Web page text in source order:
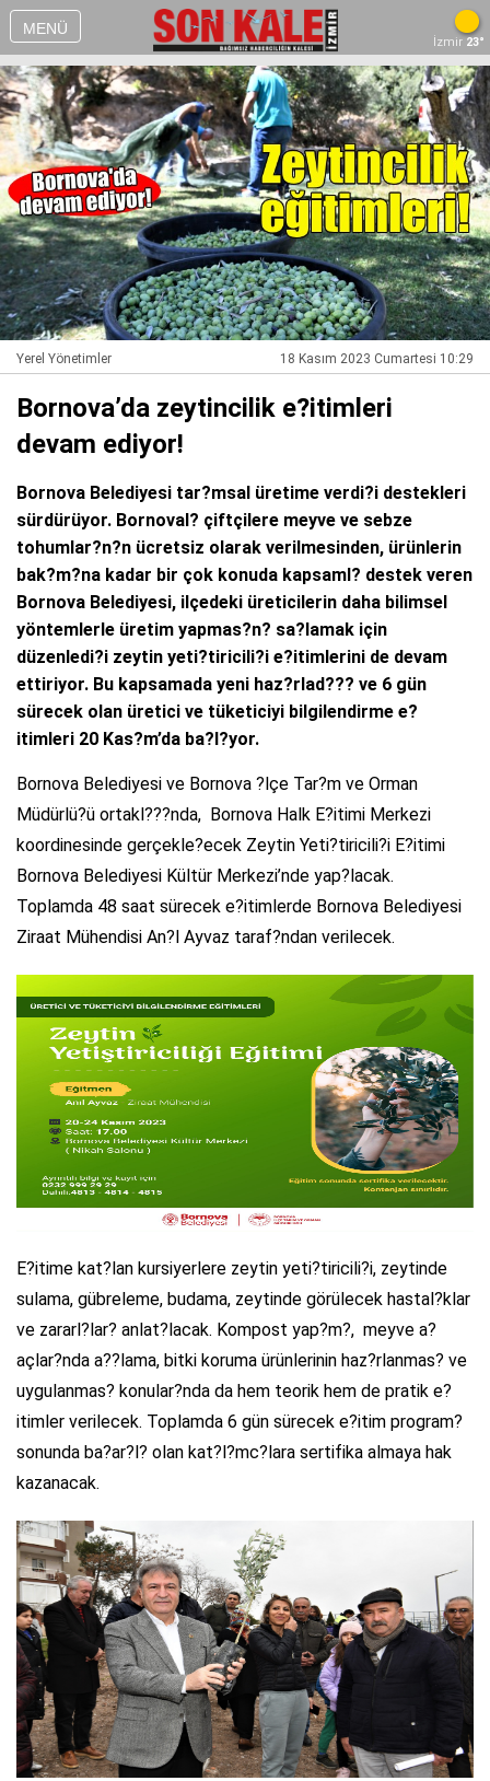
MENÜ
İzmir 23°
Yerel Yönetimler 18 Kasım 2023 Cumartesi 10:29
Bornova’da zeytincilik e?itimleri
devam ediyor!
Bornova Belediyesi tar?msal üretime verdi?i destekleri
sürdürüyor. Bornoval? çiftçilere meyve ve sebze
tohumlar?n?n ücretsiz olarak verilmesinden, ürünlerin
bak?m?na kadar bir çok konuda kapsaml? destek veren
Bornova Belediyesi, ilçedeki üreticilerin daha bilimsel
yöntemlerle üretim yapmas?n? sa?lamak için
düzenledi?i zeytin yeti?tiricili?i e?itimlerini de devam
ettiriyor. Bu kapsamada yeni haz?rlad??? ve 6 gün
sürecek olan üretici ve tüketiciyi bilgilendirme e?
itimleri 20 Kas?m’da ba?l?yor.
Bornova Belediyesi ve Bornova ?lçe Tar?m ve Orman
Müdürlü?ü ortakl???nda, Bornova Halk E?itimi Merkezi
koordinesinde gerçekle?ecek Zeytin Yeti?tiricili?i E?itimi
Bornova Belediyesi Kültür Merkezi’nde yap?lacak.
Toplamda 48 saat sürecek e?itimlerde Bornova Belediyesi
Ziraat Mühendisi An?l Ayvaz taraf?ndan verilecek.
E?itime kat?lan kursiyerlere zeytin yeti?tiricili?i, zeytinde
sulama, gübreleme, budama, zeytinde görülecek hastal?klar
ve zararl?lar? anlat?lacak. Kompost yap?m?, meyve a?
açlar?nda a??lama, bitki koruma ürünlerinin haz?rlanmas? ve
uygulanmas? konular?nda da hem teorik hem de pratik e?
itimler verilecek. Toplamda 6 gün sürecek e?itim program?
sonunda ba?ar?l? olan kat?l?mc?lara sertifika almaya hak
kazanacak.